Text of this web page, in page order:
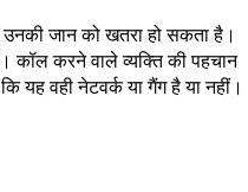
जान को खतरा हो सकता है।
कॉल करने वाले व्यक्ति की पहचान
वही नेटवर्क या गैंग है या नहीं।